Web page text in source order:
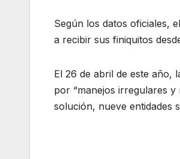
Según los datos oficiales,
a recibir sus finiquitos
El 26 de abril de este año,
por “manejos irregulares
solución, nueve entidades